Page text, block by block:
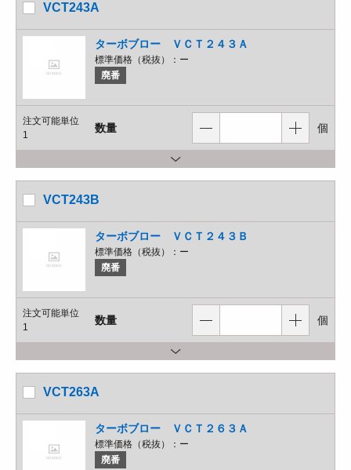
VCT243A
ターボブロー ＶＣＴ２４３Ａ
標準価格（税抜）： ー
廃番
注文可能単位
1
数量 個
VCT243B
ターボブロー ＶＣＴ２４３Ｂ
標準価格（税抜）： ー
廃番
注文可能単位
1
数量 個
VCT263A
ターボブロー ＶＣＴ２６３Ａ
標準価格（税抜）： ー
廃番